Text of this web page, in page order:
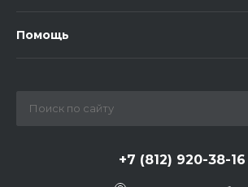
Помощь
+7 (812) 920-38-16